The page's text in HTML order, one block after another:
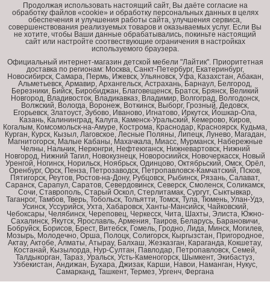
Продолжая использовать настоящий сайт, Вы даёте согласие на
обработку файлов «cookie» и обработку персональных данных в целях
обеспечения и улучшения работы сайта, улучшения сервиса,
совершенствования реализуемых товаров и оказываемых услуг. Если Вы
не хотите, чтобы Ваши данные обрабатывались, покиньте настоящий
сайт или настройте соотвествующие ограничения в настройках
используемого браузера.
Официальный интернет-магазин детской мебели "Лайтик". Приоритетная
доставка по регионам: Москва, Санкт-Петербург, Екатеринбург,
Новосибирск, Самара, Пермь, Ижевск, Ульяновск, Уфа, Казахстан, Абакан,
Альметьевск, Армавир, Архангельск, Астрахань, Барнаул, Белгород,
Березники, Бийск, Биробиджан, Благовещенск, Братск, Брянск, Великий
Новгород, Владивосток, Владикавказ, Владимир, Волгоград, Волгодонск,
Волжский, Вологда, Воронеж, Воткинск, Выборг, Грозный, Дедовск,
Егорьевск, Златоуст, Зубово, Иваново, Игнатово, Иркутск, Йошкар-Ола,
Казань, Калининград, Калуга, Каменск-Уральский, Кемерово, Киров,
Когалым, Комсомольск-на-Амуре, Кострома, Краснодар, Красноярск, Кудьма,
Курган, Курск, Кызыл, Лаговское, Лесные Поляны, Липецк, Лунево, Магадан,
Магнитогорск, Малые Кабаны, Махачкала, Миасс, Мурманск, Набережные
Челны, Нальчик, Нерюнгри, Нефтеюганск, Нижневартовск, Нижний
Новгород, Нижний Тагил, Новокузнецк, Новоросиийск, Новочеркасск, Новый
Уренгой, Ногинск, Норильск, Ноябрьск, Одинцово, Октябрьский, Омск, Орёл,
Оренбург, Орск, Пенза, Петрозаводск, Петропавловск-Камчатский, Псков,
Пятигорск, Реутов, Ростов-на-Дону, Рубцовск, Рыбинск, Рязань, Салават,
Саранск, Сарапул, Саратов, Севердовинск, Северск, Смоленск, Соликамск,
Сочи, Ставрополь, Старый Оскол, Стерлитамак, Сургут, Сыктывкар,
Таганрог, Тамбов, Тверь, Тобольск, Тольятти, Томск, Тула, Тюмень, Улан-Удэ,
Усинск, Уссурийск, Ухта, Хабаровск, Ханты-Мансийск, Чайковский,
Чебоксары, Челябинск, Череповец, Черкесск, Чита, Шахты, Элиста, Южно-
Сахалинск, Якутск, Ярославль, Армения, Таиров, Беларусь, Барановичи,
Бобруйск, Борисов, Брест, Витебск, Гомель, Гродно, Лида, Минск, Могилев,
Мозырь, Молодечно, Орша, Полоцк, Солигорск, Кыргызстан, Пригородное,
Актау, Актобе, Алматы, Атырау, Балхаш, Жезказган, Караганда, Кокшетау,
Костанай, Кызылорда, Нур-Султан, Павлодар, Петропавловск, Семей,
Талдыкорган, Тараз, Уральск, Усть-Каменогорск, Шымкент, Экибастуз,
Узбекистан, Андижан, Бухара, Джизак, Карши, Навои, Наманган, Нукус,
Самарканд, Ташкент, Термез, Ургенч, Фергана